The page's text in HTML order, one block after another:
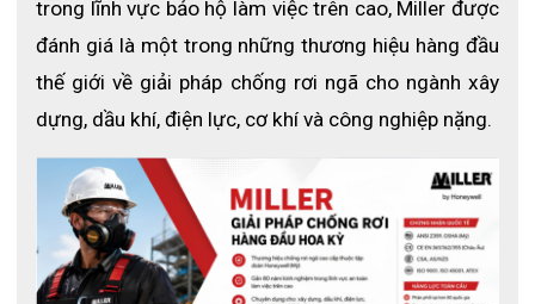
trong lĩnh vực bảo hộ làm việc trên cao, Miller được
đánh giá là một trong những thương hiệu hàng đầu
thế giới về giải pháp chống rơi ngã cho ngành xây
dựng, dầu khí, điện lực, cơ khí và công nghiệp nặng.